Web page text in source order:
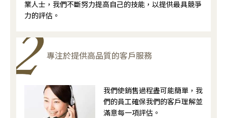
業人士，我們不斷努力提高自己的技能，以提供最具競爭
力的評估。
專注於提供高品質的客戶服務
我們使銷售過程盡可能簡單，我
們的員工確保我們的客戶理解並
滿意每一項評估。